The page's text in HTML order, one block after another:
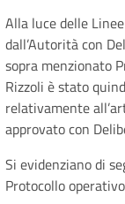
Alla luce delle
dall’Autorità con
sopra menzionato
Rizzoli è stato
relativamente
approvato con
Si evidenziano di
Protocollo